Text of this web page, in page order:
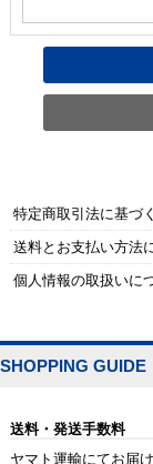
特定商取引法に基づ
送料とお支払い方法
個人情報の取扱いに
SHOPPING GUIDE
送料・発送手数料
ヤマト運輸にてお届け